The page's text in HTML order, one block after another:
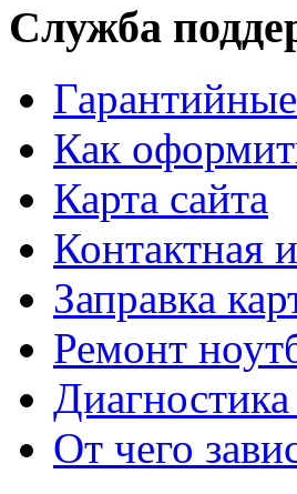
Служба
Как
Карта сайта
Контактная
Заправка
Ремонт
От чего